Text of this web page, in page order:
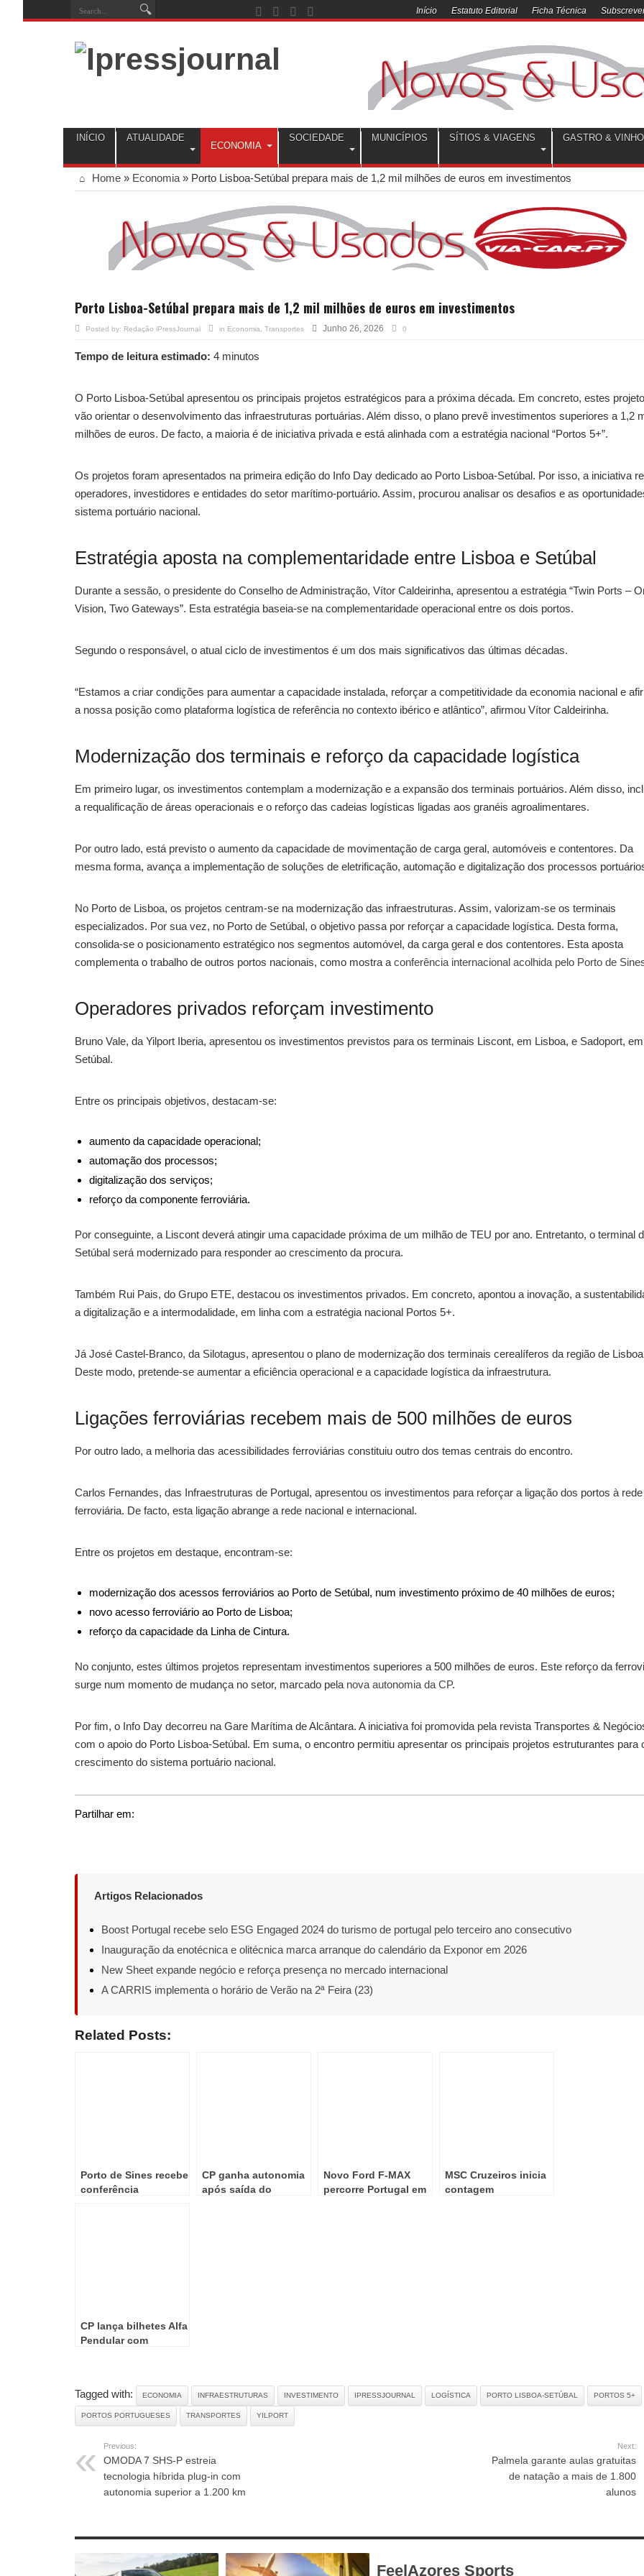
Início Estatuto Editorial Ficha Técnica
INÍCIO ATUALIDADE
ECONOMIA
SOCIEDADE MUNICÍPIOS SÍTIOS & VIAGENS GASTRO &
Home » Economia » Porto Lisboa-Setúbal prepara mais de 1,2 mil milhões de euros em investimentos
Porto Lisboa-Setúbal prepara mais de 1,2 mil milhões de euros em investimentos
Posted by: Redação iPressJournal in Economia Transportes Junho 26, 2026 0
Tempo de leitura estimado: 4 minutos
O Porto Lisboa-Setúbal apresentou os principais projetos estratégicos para a próxima década. Em concreto, estes
vão orientar o desenvolvimento das infraestruturas portuárias. Além disso, o plano prevê investimentos superiores a 1,2
milhões de euros. De facto, a maioria é de iniciativa privada e está alinhada com a estratégia nacional “Portos 5+”.
Os projetos foram apresentados na primeira edição do Info Day dedicado ao Porto Lisboa-Setúbal. Por isso, a iniciativa
operadores, investidores e entidades do setor marítimo-portuário. Assim, procurou analisar os desafios e as
sistema portuário nacional.
Estratégia aposta na complementaridade entre Lisboa e Setúbal
Durante a sessão, o presidente do Conselho de Administração, Vítor Caldeirinha, apresentou a estratégia “Twin Ports –
Vision, Two Gateways”. Esta estratégia baseia-se na complementaridade operacional entre os dois portos.
Segundo o responsável, o atual ciclo de investimentos é um dos mais significativos das últimas décadas.
“Estamos a criar condições para aumentar a capacidade instalada, reforçar a competitividade da economia nacional e
a nossa posição como plataforma logística de referência no contexto ibérico e atlântico”, afirmou Vítor Caldeirinha.
Modernização dos terminais e reforço da capacidade logística
Em primeiro lugar, os investimentos contemplam a modernização e a expansão dos terminais portuários. Além disso,
a requalificação de áreas operacionais e o reforço das cadeias logísticas ligadas aos granéis agroalimentares.
Por outro lado, está previsto o aumento da capacidade de movimentação de carga geral, automóveis e contentores. Da
mesma forma, avança a implementação de soluções de eletrificação, automação e digitalização dos processos
No Porto de Lisboa, os projetos centram-se na modernização das infraestruturas. Assim, valorizam-se os terminais
especializados. Por sua vez, no Porto de Setúbal, o objetivo passa por reforçar a capacidade logística. Desta forma,
consolida-se o posicionamento estratégico nos segmentos automóvel, da carga geral e dos contentores. Esta aposta
complementa o trabalho de outros portos nacionais, como mostra a conferência internacional acolhida pelo Porto de
Operadores privados reforçam investimento
Bruno Vale, da Yilport Iberia, apresentou os investimentos previstos para os terminais Liscont, em Lisboa, e Sadoport, em
Setúbal.
Entre os principais objetivos, destacam-se:
aumento da capacidade operacional;
automação dos processos;
digitalização dos serviços;
reforço da componente ferroviária.
Por conseguinte, a Liscont deverá atingir uma capacidade próxima de um milhão de TEU por ano. Entretanto, o terminal
Setúbal será modernizado para responder ao crescimento da procura.
Também Rui Pais, do Grupo ETE, destacou os investimentos privados. Em concreto, apontou a inovação, a
a digitalização e a intermodalidade, em linha com a estratégia nacional Portos 5+.
Já José Castel-Branco, da Silotagus, apresentou o plano de modernização dos terminais cerealíferos da região de
Deste modo, pretende-se aumentar a eficiência operacional e a capacidade logística da infraestrutura.
Ligações ferroviárias recebem mais de 500 milhões de euros
Por outro lado, a melhoria das acessibilidades ferroviárias constituiu outro dos temas centrais do encontro.
Carlos Fernandes, das Infraestruturas de Portugal, apresentou os investimentos para reforçar a ligação dos portos à rede
ferroviária. De facto, esta ligação abrange a rede nacional e internacional.
Entre os projetos em destaque, encontram-se:
modernização dos acessos ferroviários ao Porto de Setúbal, num investimento próximo de 40 milhões de euros;
novo acesso ferroviário ao Porto de Lisboa;
reforço da capacidade da Linha de Cintura.
No conjunto, estes últimos projetos representam investimentos superiores a 500 milhões de euros. Este reforço da
surge num momento de mudança no setor, marcado pela nova autonomia da CP.
Por fim, o Info Day decorreu na Gare Marítima de Alcântara. A iniciativa foi promovida pela revista Transportes &
com o apoio do Porto Lisboa-Setúbal. Em suma, o encontro permitiu apresentar os principais projetos estruturantes para
crescimento do sistema portuário nacional.
Partilhar em:
Artigos Relacionados
Boost Portugal recebe selo ESG Engaged 2024 do turismo de portugal pelo terceiro ano consecutivo
Inauguração da enotécnica e olitécnica marca arranque do calendário da Exponor em 2026
New Sheet expande negócio e reforça presença no mercado internacional
A CARRIS implementa o horário de Verão na 2ª Feira (23)
Related Posts:
Porto de Sines recebe
conferência
CP ganha autonomia
após saída do
Novo Ford F-MAX
percorre Portugal em
MSC Cruzeiros inicia
contagem
CP lança bilhetes Alfa
Pendular com
Tagged with: ECONOMIA INFRAESTRUTURAS INVESTIMENTO IPRESSJOURNAL LOGÍSTICA PORTO LISBOA-SETÚBAL PORTOS 5+
PORTOS PORTUGUESES TRANSPORTES YILPORT
Previous:
OMODA 7 SHS-P estreia
tecnologia híbrida plug-in com
autonomia superior a 1.200 km
Next:
Palmela garante aulas gratuitas
de natação a mais de 1.800
alunos
FeelAzores Sports